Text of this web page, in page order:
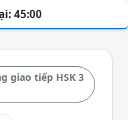
giao tiếp HSK 3
45:00